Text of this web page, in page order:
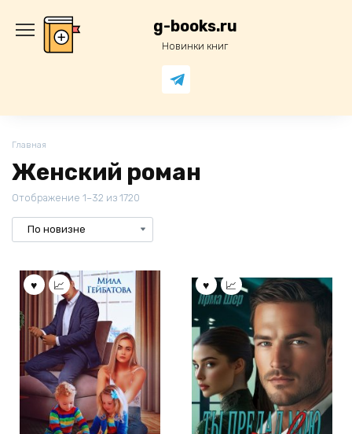
содержанию
g-books.ru
Новинки книг
Главная
Женский роман
Отображение 1–32 из 1720